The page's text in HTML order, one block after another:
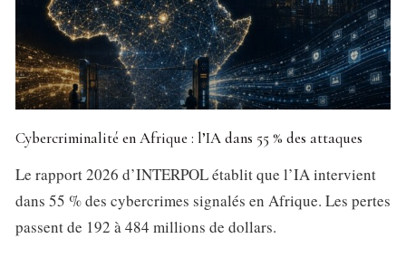
Cybercriminalité en Afrique : l’IA dans 55 % des attaques
Le rapport 2026 d’INTERPOL établit que l’IA intervient
dans 55 % des cybercrimes signalés en Afrique. Les pertes
passent de 192 à 484 millions de dollars.